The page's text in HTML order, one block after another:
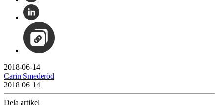
2018-06-14
Carin Smederöd
2018-06-14
Dela artikel